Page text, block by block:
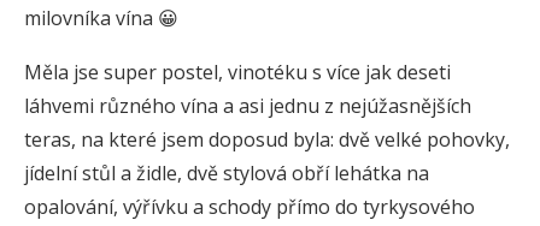
milovníka vína 😀
Měla jse super postel, vinotéku s více jak deseti
láhvemi různého vína a asi jednu z nejúžasnějších
teras, na které jsem doposud byla: dvě velké pohovky,
jídelní stůl a židle, dvě stylová obří lehátka na
opalování, výřívku a schody přímo do tyrkysového